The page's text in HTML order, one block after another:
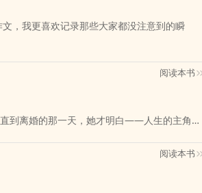
，我更喜欢记录那些大家都没注意到的瞬
商店架上最后一瓶饮料的颜色，还有藏在大家
事。
有很多搞不懂的问题，但写下来之后，好像就
，如果你也刚好路过，要不要坐下来，陪我一
阅读本书
到离婚的那一天，她才明白——人生的主角，
技之长，孤身踏入繁华却冷漠的都市。玻璃门
是无数试探与挑战的战场。她没有利剑，只有
己对话，用温柔划开生存的缝隙；在被低估与
阅读本书